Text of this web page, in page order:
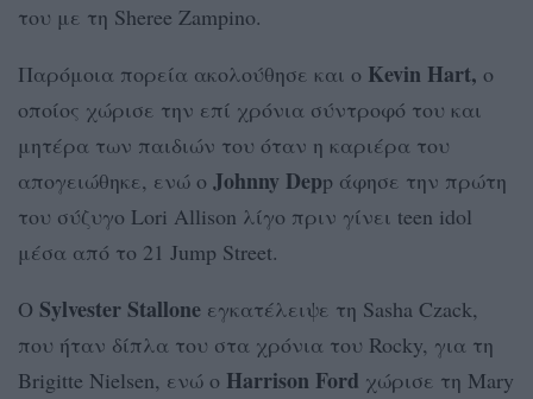
του με τη Sheree Zampino.
Παρόμοια πορεία ακολούθησε και ο Kevin Hart, ο
οποίος χώρισε την επί χρόνια σύντροφό του και
μητέρα των παιδιών του όταν η καριέρα του
απογειώθηκε, ενώ ο Johnny Depp άφησε την πρώτη
του σύζυγο Lori Allison λίγο πριν γίνει teen idol
μέσα από το 21 Jump Street.
Ο Sylvester Stallone εγκατέλειψε τη Sasha Czack,
που ήταν δίπλα του στα χρόνια του Rocky, για τη
Brigitte Nielsen, ενώ ο Harrison Ford χώρισε τη Mary